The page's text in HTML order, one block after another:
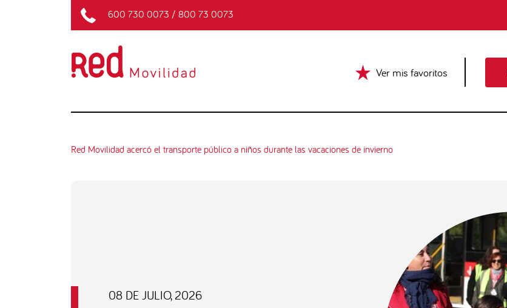
600 730 0073 / 800 73 0073
Ver mis favoritos
Red Movilidad acercó el transporte público a niños durante las vacaciones de invierno
08 DE JULIO, 2026